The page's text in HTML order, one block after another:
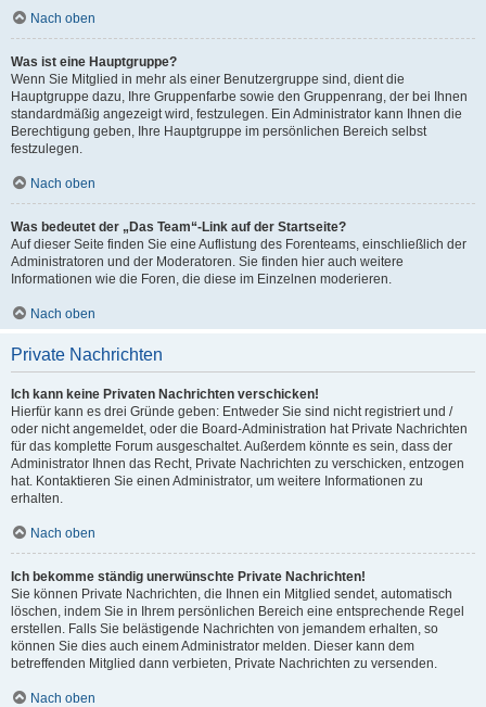
Nach oben
Was ist eine Hauptgruppe?
Wenn Sie Mitglied in mehr als einer Benutzergruppe sind, dient die
Hauptgruppe dazu, Ihre Gruppenfarbe sowie den Gruppenrang, der bei Ihnen
standardmäßig angezeigt wird, festzulegen. Ein Administrator kann Ihnen die
Berechtigung geben, Ihre Hauptgruppe im persönlichen Bereich selbst
festzulegen.
Nach oben
Was bedeutet der „Das Team“-Link auf der Startseite?
Auf dieser Seite finden Sie eine Auflistung des Forenteams, einschließlich der
Administratoren und der Moderatoren. Sie finden hier auch weitere
Informationen wie die Foren, die diese im Einzelnen moderieren.
Nach oben
Private Nachrichten
Ich kann keine Privaten Nachrichten verschicken!
Hierfür kann es drei Gründe geben: Entweder Sie sind nicht registriert und /
oder nicht angemeldet, oder die Board-Administration hat Private Nachrichten
für das komplette Forum ausgeschaltet. Außerdem könnte es sein, dass der
Administrator Ihnen das Recht, Private Nachrichten zu verschicken, entzogen
hat. Kontaktieren Sie einen Administrator, um weitere Informationen zu
erhalten.
Nach oben
Ich bekomme ständig unerwünschte Private Nachrichten!
Sie können Private Nachrichten, die Ihnen ein Mitglied sendet, automatisch
löschen, indem Sie in Ihrem persönlichen Bereich eine entsprechende Regel
erstellen. Falls Sie belästigende Nachrichten von jemandem erhalten, so
können Sie dies auch einem Administrator melden. Dieser kann dem
betreffenden Mitglied dann verbieten, Private Nachrichten zu versenden.
Nach oben